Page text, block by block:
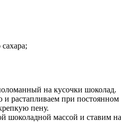
на кусочки шоколад.
при
пену.
массой и ставим